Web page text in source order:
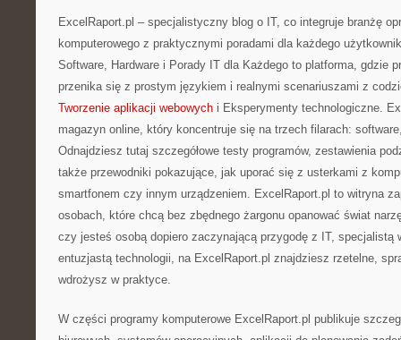
ExcelRaport.pl – specjalistyczny blog o IT, co integruje branżę
komputerowego z praktycznymi poradami dla każdego
Software, Hardware i Porady IT dla Każdego to platforma, gdzie
przenika się z prostym językiem i realnymi scenariuszami z
Tworzenie aplikacji webowych i Eksperymenty technologiczne.
magazyn online, który koncentruje się na trzech filarach:
Odnajdziesz tutaj szczegółowe testy programów, zestawienia
także przewodniki pokazujące, jak uporać się z usterkami z
smartfonem czy innym urządzeniem. ExcelRaport.pl to witryna
osobach, które chcą bez zbędnego żargonu opanować świat
czy jesteś osobą dopiero zaczynającą przygodę z IT, specjalistą
entuzjastą technologii, na ExcelRaport.pl znajdziesz rzetelne,
wdrożysz w praktyce.
W części programy komputerowe ExcelRaport.pl publikuje